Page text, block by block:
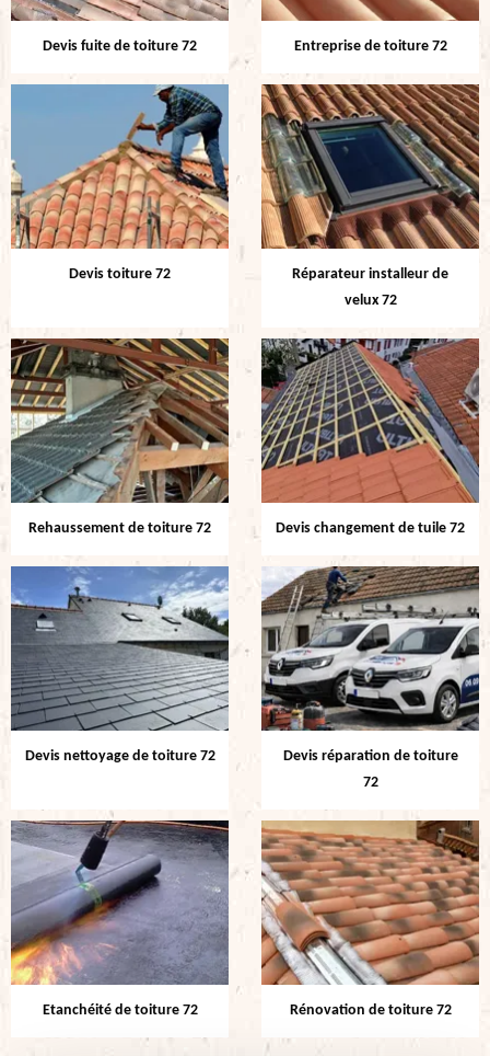
Devis fuite de toiture 72 Entreprise de toiture 72
Devis toiture 72
Réparateur installeur de
velux 72
Rehaussement de toiture 72 Devis changement de tuile 72
Devis nettoyage de toiture 72
Devis réparation de toiture
72
Etanchéité de toiture 72 Rénovation de toiture 72